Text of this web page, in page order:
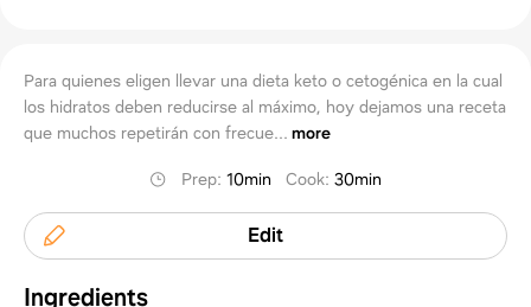
Para quienes eligen llevar una dieta keto o cetogénica en la cual
los hidratos deben reducirse al máximo, hoy dejamos una receta
que muchos repetirán con frecue... more
Prep:10min Cook:30min
Edit
Ingredients